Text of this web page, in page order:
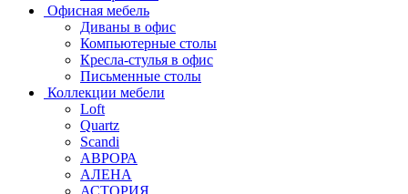
Офисная мебель
Диваны в офис
Компьютерные столы
Кресла-стулья в офис
Письменные столы
Коллекции мебели
Loft
Quartz
Scandi
АВРОРА
АЛЕНА
АСТОРИЯ